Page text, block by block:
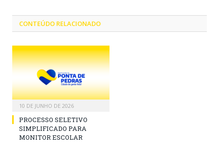
CONTEÚDO RELACIONADO
10 DE JUNHO DE 2026
PROCESSO SELETIVO
SIMPLIFICADO PARA
MONITOR ESCOLAR